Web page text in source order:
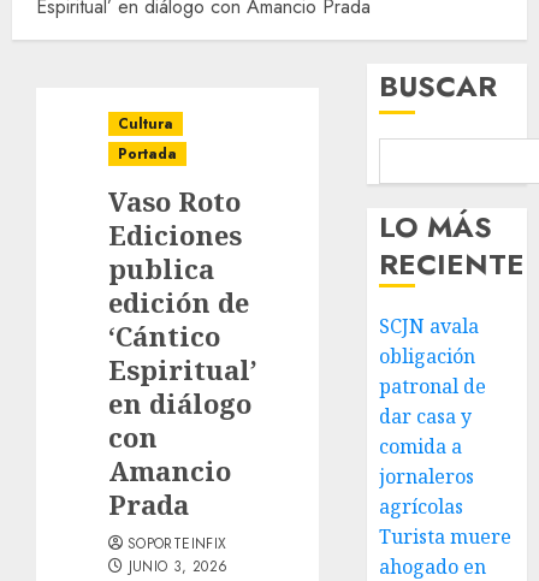
Espiritual’ en diálogo con Amancio Prada
Cultura
Portada
Vaso Roto
Ediciones
publica
edición de
‘Cántico
Espiritual’
en diálogo
con
Amancio
Prada
SOPORTEINFIX
JUNIO 3, 2026
BUSCAR
LO MÁS
RECIENTE
SCJN avala
obligación
patronal de
dar casa y
comida a
jornaleros
agrícolas
Turista muere
ahogado en